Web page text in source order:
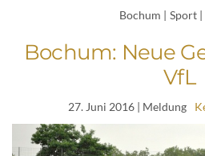
Bochum | Sport |
Bochum: Neue
VfL
27. Juni 2016| Meldung